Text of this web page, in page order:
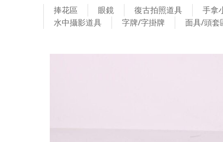
捧花區 眼鏡 復古拍照道具
手拿
水中攝影道具
字牌/字掛牌 面具/頭套